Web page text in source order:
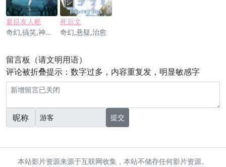
夏目友人帐
奇幻,搞笑,神魔,励志,治愈
死后文
奇幻,悬疑,治愈
留言板（请文明用语）
评论被折叠提示：数字过多，内容重复发，明显敏感字
昵称 提交
本站影片资源来源于互联网收集，本站不储存任何影片资源。